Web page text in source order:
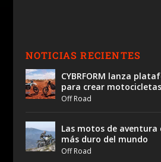
NOTICIAS RECIENTES
CYBRFORM lanza
para crear
Off Road
Las motos de
más duro del mundo
Off Road